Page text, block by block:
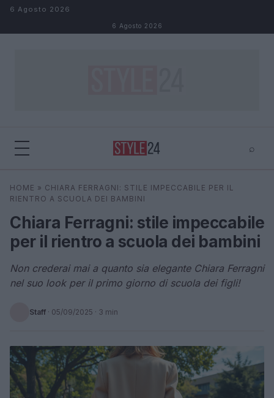
Salta al contenuto
6 Agosto 2026
6 Agosto 2026
⌕
Cerca ⌕
HOME » CHIARA FERRAGNI: STILE IMPECCABILE PER IL
RIENTRO A SCUOLA DEI BAMBINI
Chiara Ferragni: stile impeccabile
per il rientro a scuola dei bambini
Non crederai mai a quanto sia elegante Chiara Ferragni
nel suo look per il primo giorno di scuola dei figli!
Staff · 05/09/2025 · 3 min